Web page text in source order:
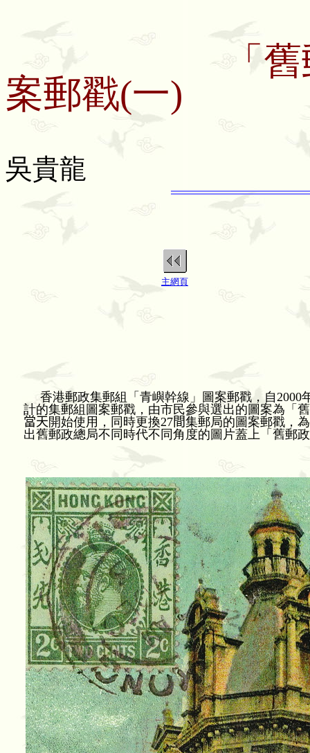
「舊郵政
案郵戳(一)
吳貴龍
主網頁
香港郵政集郵組「青嶼幹線」圖案郵戳，自2000
計的集郵組圖案郵戳，由市民參與選出的圖案為「
當天開始使用，同時更換27間集郵局的圖案郵戳，
出舊郵政總局不同時代不同角度的圖片蓋上「舊郵